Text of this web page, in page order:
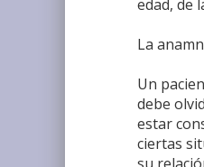
edad, de
La
Un
debe
estar
ciertas